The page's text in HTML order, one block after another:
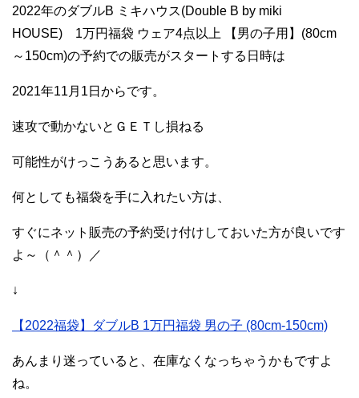
2022年のダブルB ミキハウス(Double B by miki
HOUSE) 1万円福袋 ウェア4点以上 【男の子用】(80cm
～150cm)の予約での販売がスタートする日時は
2021年11月1日からです。
速攻で動かないとＧＥＴし損ねる
可能性がけっこうあると思います。
何としても福袋を手に入れたい方は、
すぐにネット販売の予約受け付けしておいた方が良いです
よ～（＾＾）／
↓
【2022福袋】ダブルB 1万円福袋 男の子 (80cm-150cm)
あんまり迷っていると、在庫なくなっちゃうかもですよ
ね。